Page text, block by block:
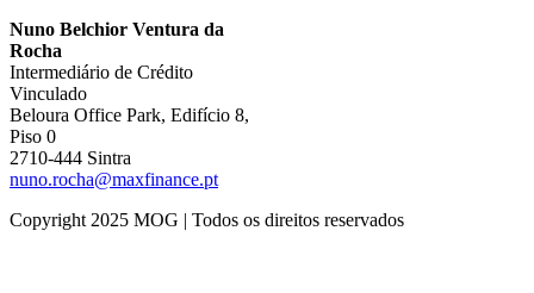
Nuno Belchior Ventura da
Rocha
Intermediário de Crédito
Vinculado
Beloura Office Park, Edifício 8,
Piso 0
2710-444 Sintra
nuno.rocha@maxfinance.pt
Copyright 2025 MOG | Todos os direitos reservados